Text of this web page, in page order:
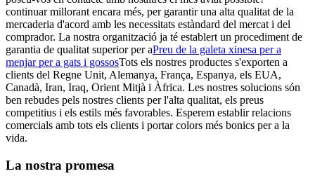
continuar millorant encara més, per garantir una alta qualitat de la
mercaderia d'acord amb les necessitats estàndard del mercat i del
comprador. La nostra organització ja té establert un procediment de
garantia de qualitat superior per aPreu de la galeta xinesa per a
menjar per a gats i gossosTots els nostres productes s'exporten a
clients del Regne Unit, Alemanya, França, Espanya, els EUA,
Canadà, Iran, Iraq, Orient Mitjà i Àfrica. Les nostres solucions són
ben rebudes pels nostres clients per l'alta qualitat, els preus
competitius i els estils més favorables. Esperem establir relacions
comercials amb tots els clients i portar colors més bonics per a la
vida.
La nostra promesa